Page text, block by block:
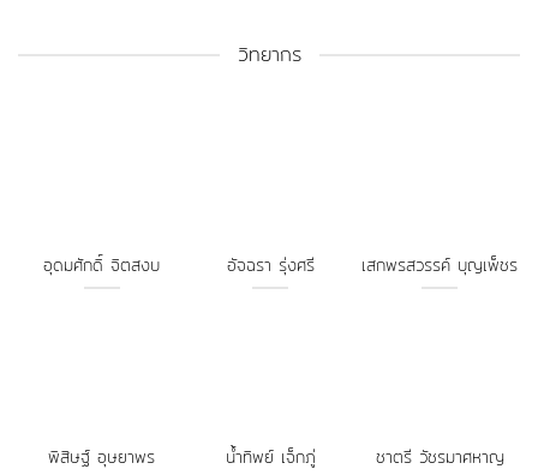
วิทยากร
อุดมศักดิ์ จิตสงบ อัจฉรา รุ่งศรี เสกพรสวรรค์ บุญเพ็ชร
พิสิษฐ์ อุษยาพร น้ำทิพย์ เจ็กภู่ ชาตรี วัชรมาศหาญ